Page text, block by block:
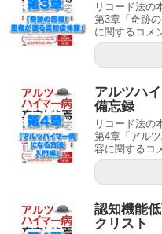
リコード法の
第3章「奇跡
に関するコメ
アルツハ
備忘録
リコード法の
第4章「アル
容に関するコ
認知機能
クリスト